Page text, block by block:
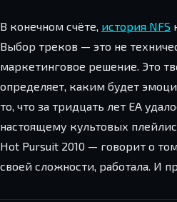
В конечном счёте, история NFS
Выбор треков — это не
маркетинговое решение. Это
определяет, каким будет
то, что за тридцать лет EA
настоящему культовых
Hot Pursuit 2010 — говорит о
своей сложности, работала. И